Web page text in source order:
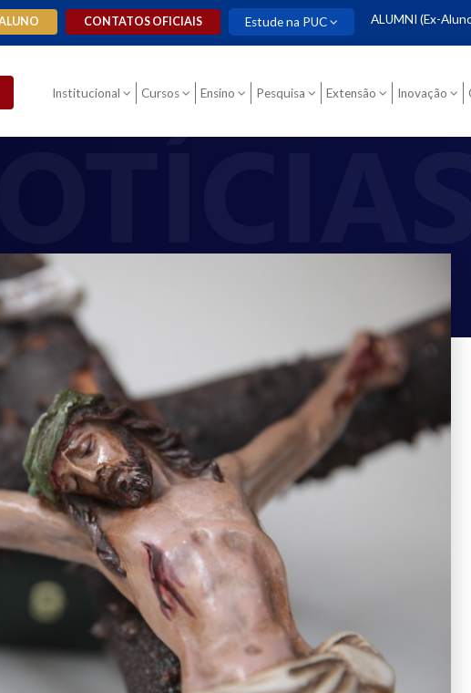
CONTATOS OFICIAIS Estude na PUC ALUMNI (Ex-
Institucional Cursos Ensino Pesquisa Extensão Inovação